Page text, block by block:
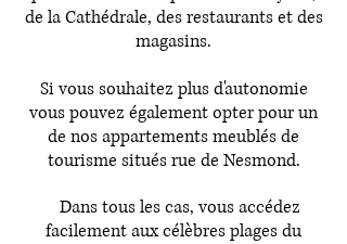
de la Cathédrale, des restaurants et des
magasins.
Si vous souhaitez plus d'autonomie
vous pouvez également opter pour un
de nos appartements meublés de
tourisme situés rue de Nesmond.
Dans tous les cas, vous accédez
facilement aux célèbres plages du